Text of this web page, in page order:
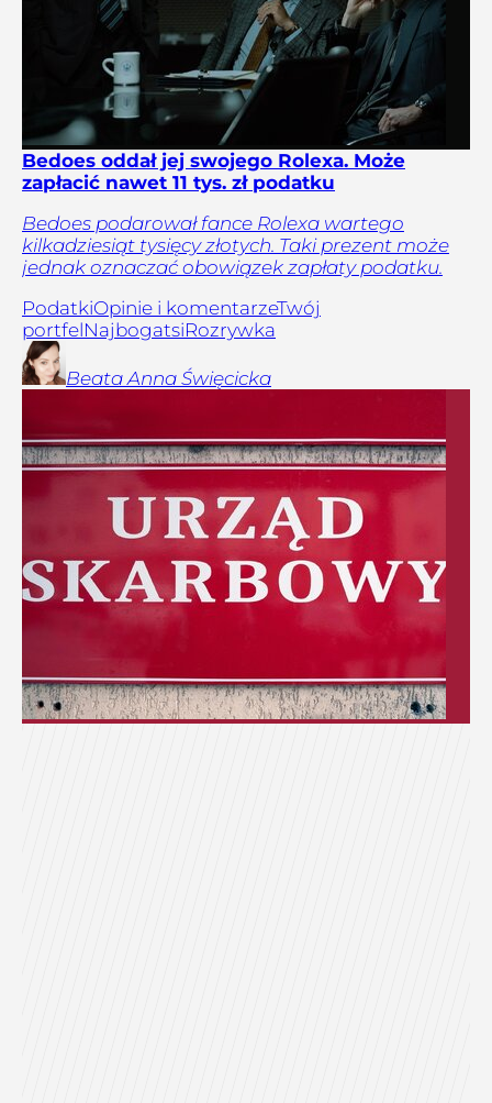
Bedoes oddał jej swojego Rolexa. Może
zapłacić nawet 11 tys. zł podatku
Bedoes podarował fance Rolexa wartego
kilkadziesiąt tysięcy złotych. Taki prezent może
jednak oznaczać obowiązek zapłaty podatku.
PodatkiOpinie i komentarzeTwój
portfelNajbogatsiRozrywka
Beata Anna Święcicka